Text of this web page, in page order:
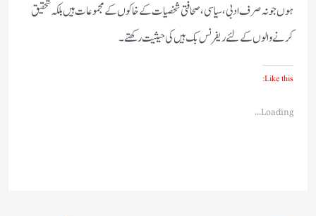
ہوں جو نہ صرف ادبی، سیاسی، صحافتی شخصیات کے خاکوں کے مجموعات ہیں بلکہ تحقیق
کرنے والوں کے لئےریفرنس بک ہیں کی حیثیت رکھتے۔
Like this:
Loading...